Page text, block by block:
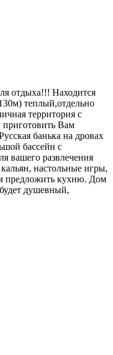
отдыха!!! Находится
теплый,отдельно
территория с
приготовить Вам
банька на дровах
бассейн с
вашего развлечения
настольные игры,
предложить кухню. Дом
душевный,